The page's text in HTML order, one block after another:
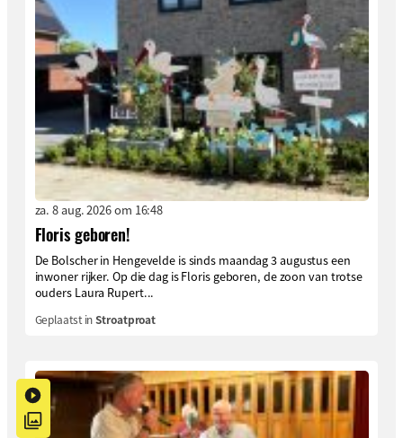
za. 8 aug. 2026 om 16:48
Floris geboren!
De Bolscher in Hengevelde is sinds maandag 3 augustus een
inwoner rijker. Op die dag is Floris geboren, de zoon van trotse
ouders Laura Rupert...
Geplaatst inStroatproat